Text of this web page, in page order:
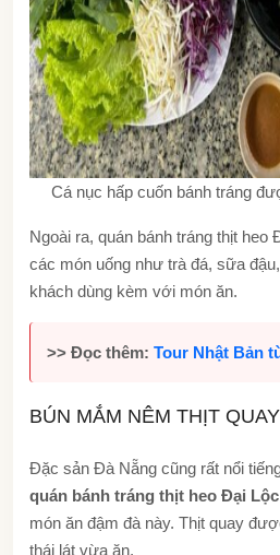
Cá nục hấp cuốn bánh tráng
Ngoài ra, quán bánh tráng thịt heo
các món uống như trà đá, sữa
khách dùng kèm với món ăn.
>> Đọc thêm: Tour Nhật Bản
BÚN MẮM NÊM THỊT
Đặc sản Đà Nẵng cũng rất nổi
quán bánh tráng thịt heo Đại
món ăn đậm đà này. Thịt quay
thái lát vừa ăn.